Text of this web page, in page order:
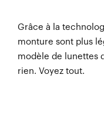
Grâce à la
monture sont plus
modèle de lunettes
rien. Voyez tout.